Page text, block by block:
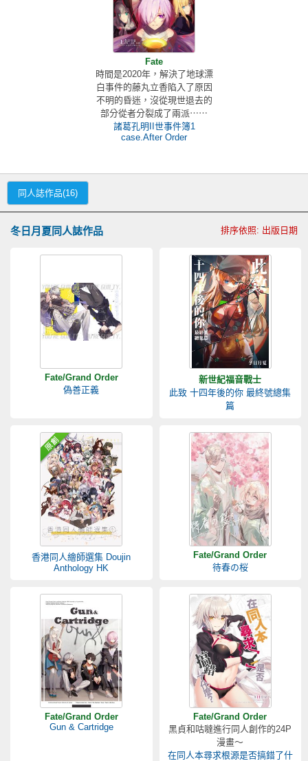
Fate
時間是2020年，解決了地球漂
白事件的藤丸立香陷入了原因
不明的昏迷，沒從現世退去的
部分從者分裂成了兩派⋯⋯
諸葛孔明II世事件簿1
case.After Order
同人誌作品(16)
冬日月夏同人誌作品 排序依照: 出版日期
Fate/Grand Order
偽善正義
新世紀福音戰士
此致 十四年後的你 最終號總集
篇
香港同人繪師選集 Doujin
Anthology HK
Fate/Grand Order
待春の桜
Fate/Grand Order
Gun & Cartridge
Fate/Grand Order
黑貞和咕噠進行同人創作的24P
漫畫～
在同人本尋求根源是否搞錯了什